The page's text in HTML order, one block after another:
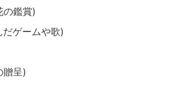
の鑑賞)
ゲームや歌)
贈呈)